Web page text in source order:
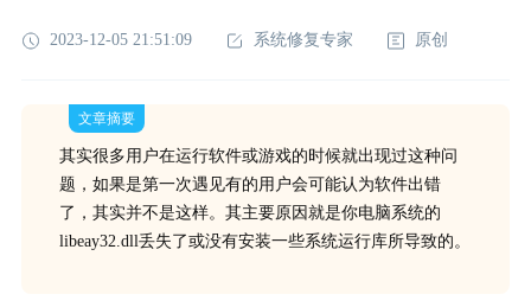
2023-12-05 21:51:09 系统修复专家 原创
文章摘要
其实很多用户在运行软件或游戏的时候就出现过这种问
题，如果是第一次遇见有的用户会可能认为软件出错
了，其实并不是这样。其主要原因就是你电脑系统的
libeay32.dll丢失了或没有安装一些系统运行库所导致的。